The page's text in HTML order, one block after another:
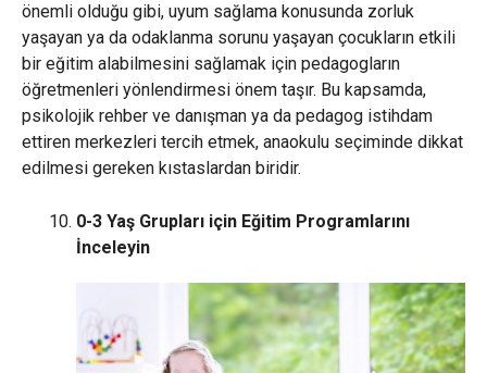
önemli olduğu gibi, uyum sağlama konusunda zorluk
yaşayan ya da odaklanma sorunu yaşayan çocukların etkili
bir eğitim alabilmesini sağlamak için pedagogların
öğretmenleri yönlendirmesi önem taşır. Bu kapsamda,
psikolojik rehber ve danışman ya da pedagog istihdam
ettiren merkezleri tercih etmek, anaokulu seçiminde dikkat
edilmesi gereken kıstaslardan biridir.
0-3 Yaş Grupları için Eğitim Programlarını
İnceleyin